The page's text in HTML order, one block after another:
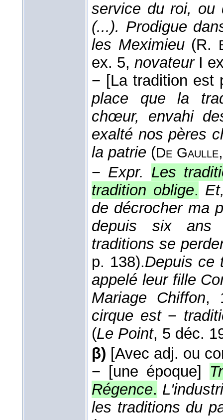
service du roi, ou
(...). Prodigue
les Meximieu(R.
ex. 5, novateurI
− [La tradition est
place que la
chœur, envahi
exalté nos pères
la patrie (De Gaulle
− Expr. Les
tradition oblige.
de décrocher ma
depuis six ans
traditions se
p. 138).Depuis ce
appelé leur fille
Mariage Chiffon,
cirque est−
(Le Point, 5 déc.
β) [Avec adj. ou
− [une époque]
Régence.
les traditions du